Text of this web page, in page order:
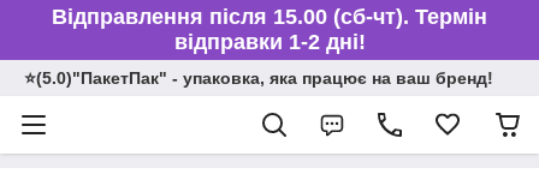
Відправлення після 15.00 (сб-чт). Термін
відправки 1-2 дні!
⭐️(5.0)"ПакетПак" - упаковка, яка працює на ваш бренд!